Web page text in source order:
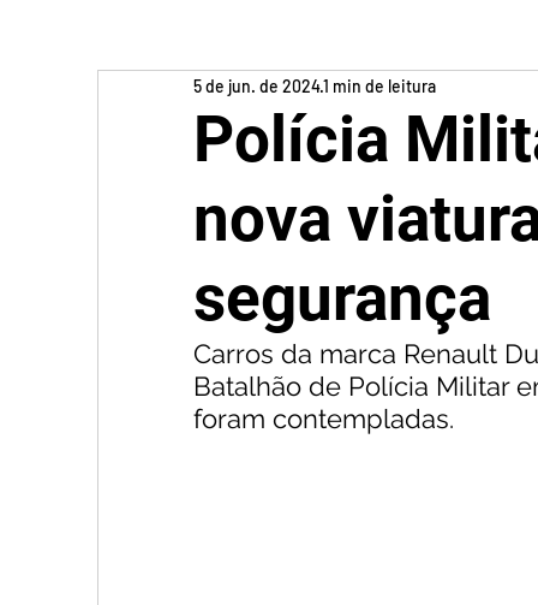
Polícia
nova
segurança
5 de jun. de 20241 min de leitura
Carros da marca Renault
Batalhão de Polícia Militar
foram contempladas.